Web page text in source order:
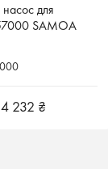
для
SAMOA
232 ₴